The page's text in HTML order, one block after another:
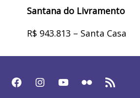
Santana do Livramento
R$ 943.813 – Santa Casa
Facebook Instagram Youtube Flickr Feed RSS